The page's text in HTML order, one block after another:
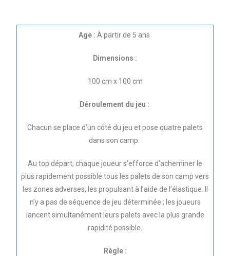
Age : À partir de 5 ans
Dimensions :
100 cm x 100 cm
Déroulement du jeu :
Chacun se place d’un côté du jeu et pose quatre palets
dans son camp.
Au top départ, chaque joueur s’efforce d’acheminer le
plus rapidement possible tous les palets de son camp vers
les zones adverses, les propulsant à l’aide de l’élastique. Il
n’y a pas de séquence de jeu déterminée ; les joueurs
lancent simultanément leurs palets avec la plus grande
rapidité possible.
Règle :